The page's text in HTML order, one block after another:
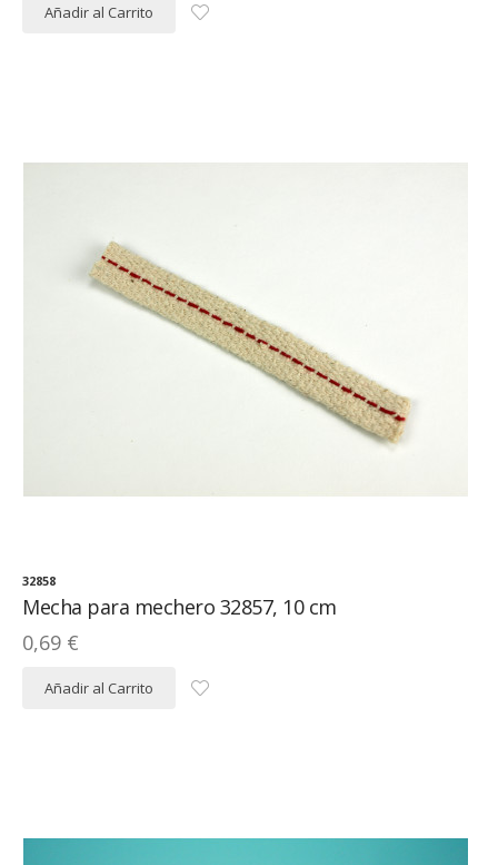
Añadir al Carrito
32858
Mecha para mechero 32857, 10 cm
0,69 €
Añadir al Carrito